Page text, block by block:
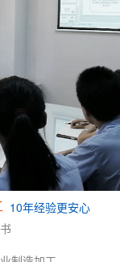
10年经验更安心